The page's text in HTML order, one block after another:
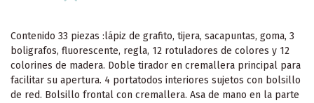
Contenido 33 piezas :lápiz de grafito, tijera, sacapuntas, goma, 3
boligrafos, fluorescente, regla, 12 rotuladores de colores y 12
colorines de madera. Doble tirador en cremallera principal para
facilitar su apertura. 4 portatodos interiores sujetos con bolsillo
de red. Bolsillo frontal con cremallera. Asa de mano en la parte